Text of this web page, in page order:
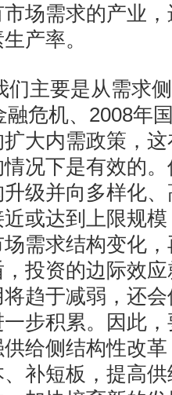
场需求的产业
产率。
们主要是从需求
融危机、2008年
大内需政策，
况下是有效的
级并向多样化
或达到上限规
需求结构变化
投资的边际效
趋于减弱，还
步积累。因此
给侧结构性改
补短板，提高